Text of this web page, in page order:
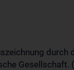
durch
Gesellschaft.